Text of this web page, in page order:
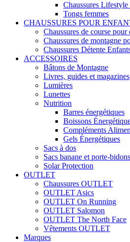
Chaussures
Tongs femmes
CHAUSSURES POUR
Chaussures de course pour
Chaussures de montagne
Chaussures Détente
ACCESSOIRES
Bâtons de Montagne
Livres, guides et magazines
Lumières
Lunettes
Nutrition
Barres énergétiques
Boissons
Compléments
Gels Énergétiques
Sacs à dos
Sacs banane et porte-bidons
Solar Protection
OUTLET
Chaussures OUTLET
OUTLET Asics
OUTLET On Running
OUTLET Salomon
OUTLET The North Face
Vêtements OUTLET
Marques